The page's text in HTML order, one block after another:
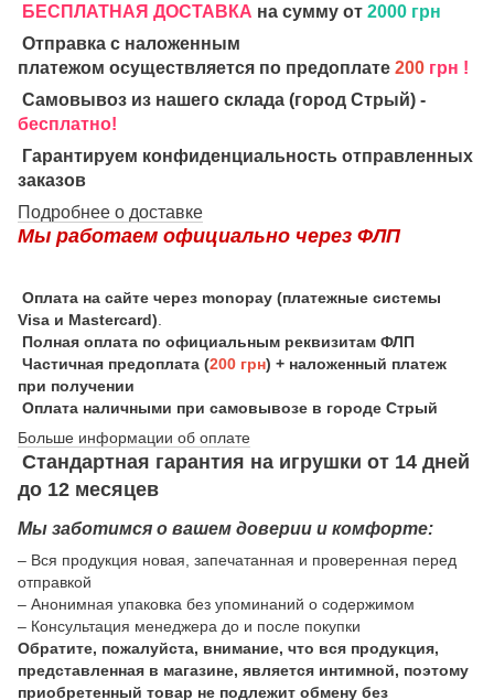
БЕСПЛАТНАЯ ДОСТАВКА на сумму от 2000 грн
Отправка с наложенным
платежом осуществляется по предоплате 200 грн !
Самовывоз из нашего склада (город Стрый) -
бесплатно!
Гарантируем конфиденциальность отправленных
заказов
Подробнее о доставке
Мы работаем официально через ФЛП
Оплата на сайте через monopay (платежные системы
Visa и Mastercard).
Полная оплата по официальным реквизитам ФЛП
Частичная предоплата (200 грн) + наложенный платеж
при получении
Оплата наличными при самовывозе в городе Стрый
Больше информации об оплате
Стандартная гарантия на игрушки от 14 дней
до 12 месяцев
Мы заботимся о вашем доверии и комфорте:
– Вся продукция новая, запечатанная и проверенная перед
отправкой
– Анонимная упаковка без упоминаний о содержимом
– Консультация менеджера до и после покупки
Обратите, пожалуйста, внимание, что вся продукция,
представленная в магазине, является интимной, поэтому
приобретенный товар не подлежит обмену без